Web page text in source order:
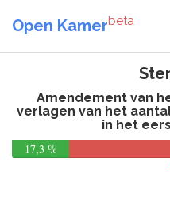
Open Kamerbeta
Amendement van
verlagen van het
in het
17,3 %